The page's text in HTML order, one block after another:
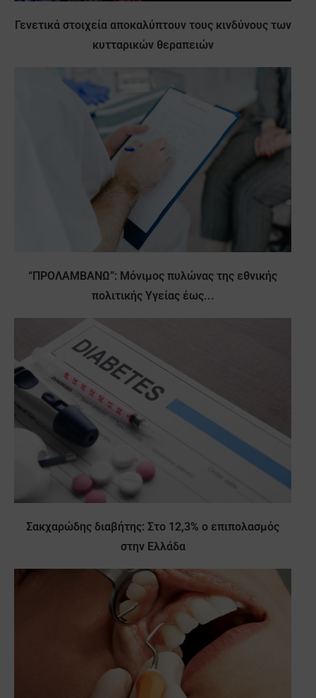
Γενετικά στοιχεία αποκαλύπτουν τους κινδύνους των
κυτταρικών θεραπειών
“ΠΡΟΛΑΜΒΑΝΩ”: Μόνιμος πυλώνας της εθνικής
πολιτικής Υγείας έως...
Σακχαρώδης διαβήτης: Στο 12,3% ο επιπολασμός
στην Ελλάδα